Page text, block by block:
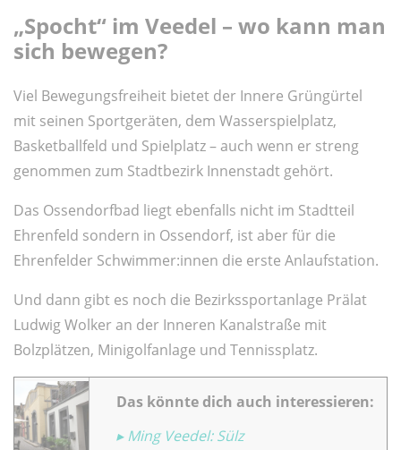
„Spocht“ im Veedel – wo kann man
sich bewegen?
Viel Bewegungsfreiheit bietet der Innere Grüngürtel
mit seinen Sportgeräten, dem Wasserspielplatz,
Basketballfeld und Spielplatz – auch wenn er streng
genommen zum Stadtbezirk Innenstadt gehört.
Das Ossendorfbad liegt ebenfalls nicht im Stadtteil
Ehrenfeld sondern in Ossendorf, ist aber für die
Ehrenfelder Schwimmer:innen die erste Anlaufstation.
Und dann gibt es noch die Bezirkssportanlage Prälat
Ludwig Wolker an der Inneren Kanalstraße mit
Bolzplätzen, Minigolfanlage und Tennissplatz.
Das könnte dich auch interessieren:
▸ Ming Veedel: Sülz